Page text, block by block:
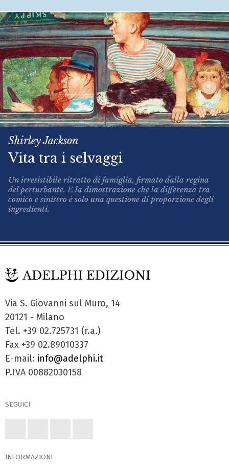
Shirley Jackson
Vita tra i selvaggi
Un irresistibile ritratto di famiglia, firmato dalla regina
del perturbante. E la dimostrazione che la differenza tra
comico e sinistro è solo una questione di proporzione degli
ingredienti.
Via S. Giovanni sul Muro, 14
20121 - Milano
Tel. +39 02.725731 (r.a.)
Fax +39 02.89010337
E-mail: info@adelphi.it
P.IVA 00882030158
SEGUICI
INFORMAZIONI